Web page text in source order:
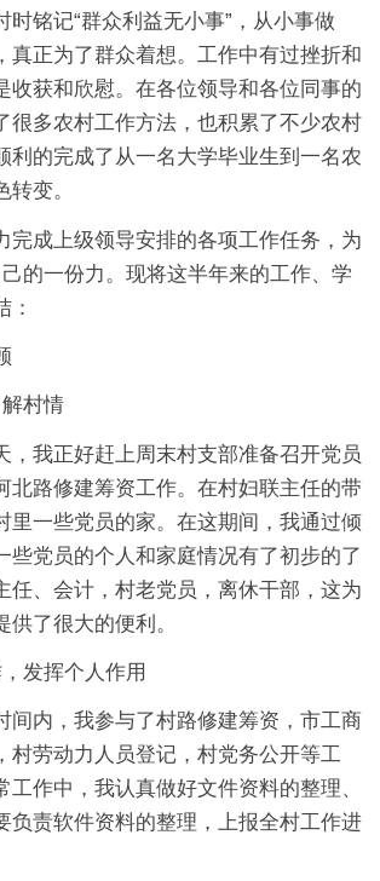
时铭记“群众利益无小事”，从小事做
真正为了群众着想。工作中有过挫折和
收获和欣慰。在各位领导和各位同事的
很多农村工作方法，也积累了不少农村
利的完成了从一名大学毕业生到一名农
变。
完成上级领导安排的各项工作任务，为
己的一份力。现将这半年来的工作、学
：
村情
，我正好赶上周末村支部准备召开党员
北路修建筹资工作。在村妇联主任的带
里一些党员的家。在这期间，我通过倾
些党员的个人和家庭情况有了初步的了
任、会计，村老党员，离休干部，这为
了很大的便利。
发挥个人作用
间内，我参与了村路修建筹资，市工商
村劳动力人员登记，村党务公开等工
工作中，我认真做好文件资料的整理、
负责软件资料的整理，上报全村工作进